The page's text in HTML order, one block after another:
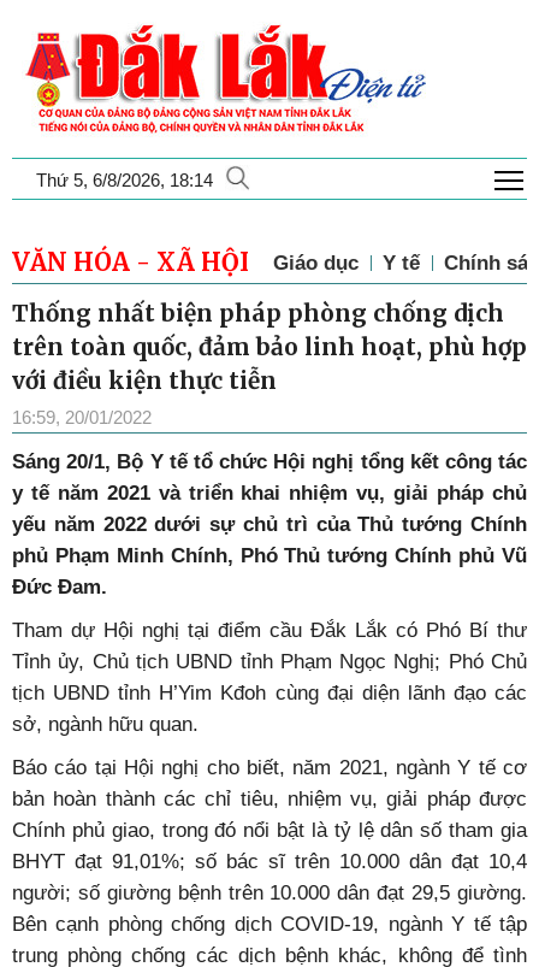
Thứ 5, 6/8/2026, 18:14
VĂN HÓA - XÃ HỘI Giáo dục Y tế Chính
Thống nhất biện pháp phòng chống dịch
trên toàn quốc, đảm bảo linh hoạt, phù hợp
với điều kiện thực tiễn
16:59, 20/01/2022
Sáng 20/1, Bộ Y tế tổ chức Hội nghị tổng kết công tác
y tế năm 2021 và triển khai nhiệm vụ, giải pháp chủ
yếu năm 2022 dưới sự chủ trì của Thủ tướng Chính
phủ Phạm Minh Chính, Phó Thủ tướng Chính phủ Vũ
Đức Đam.
Tham dự Hội nghị tại điểm cầu Đắk Lắk có Phó Bí thư
Tỉnh ủy, Chủ tịch UBND tỉnh Phạm Ngọc Nghị; Phó Chủ
tịch UBND tỉnh H’Yim Kđoh cùng đại diện lãnh đạo các
sở, ngành hữu quan.
Báo cáo tại Hội nghị cho biết, năm 2021, ngành Y tế cơ
bản hoàn thành các chỉ tiêu, nhiệm vụ, giải pháp được
Chính phủ giao, trong đó nổi bật là tỷ lệ dân số tham gia
BHYT đạt 91,01%; số bác sĩ trên 10.000 dân đạt 10,4
người; số giường bệnh trên 10.000 dân đạt 29,5 giường.
Bên cạnh phòng chống dịch COVID-19, ngành Y tế tập
trung phòng chống các dịch bệnh khác, không để tình